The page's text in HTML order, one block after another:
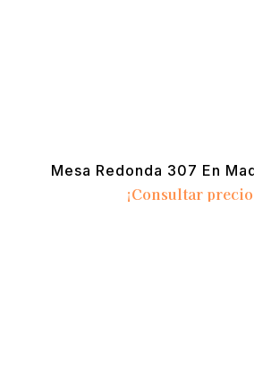
Mesa Redonda 307 En
¡Consultar